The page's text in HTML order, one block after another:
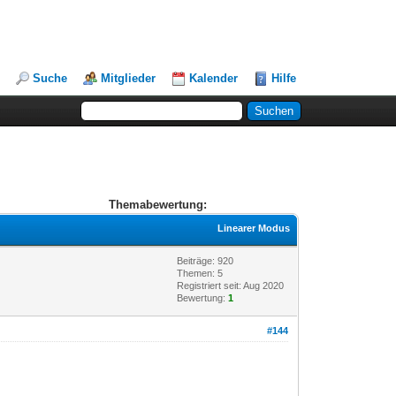
Suche Mitglieder Kalender Hilfe
Themabewertung:
Linearer Modus
Beiträge: 920
Themen: 5
Registriert seit: Aug 2020
Bewertung:1
#144